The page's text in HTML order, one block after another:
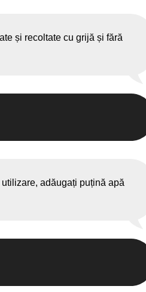
și recoltate cu grijă și fără
adăugați puțină apă